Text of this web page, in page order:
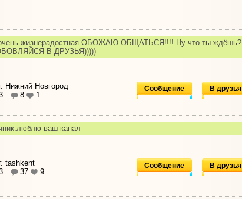
жизнерадостная.ОБОЖАЮ ОБЩАТЬСЯ!!!!.Ну что ты ждёшь?
В ДРУЗЬЯ)))))
В друзья
Сообщение
Нижний Новгород
8 1
ваш канал
В друзья
Сообщение
tashkent
37 9